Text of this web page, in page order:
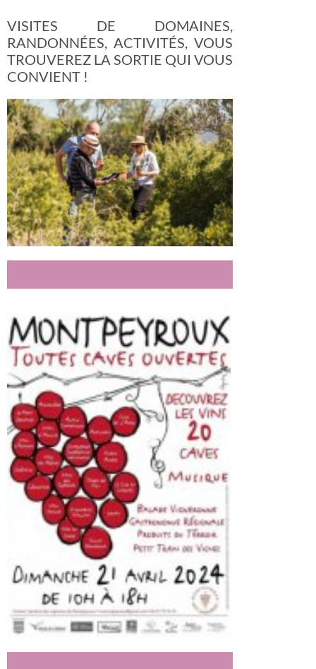
VISITES DE DOMAINES,
RANDONNÉES, ACTIVITÉS, VOUS
TROUVEREZ LA SORTIE QUI VOUS
CONVIENT !